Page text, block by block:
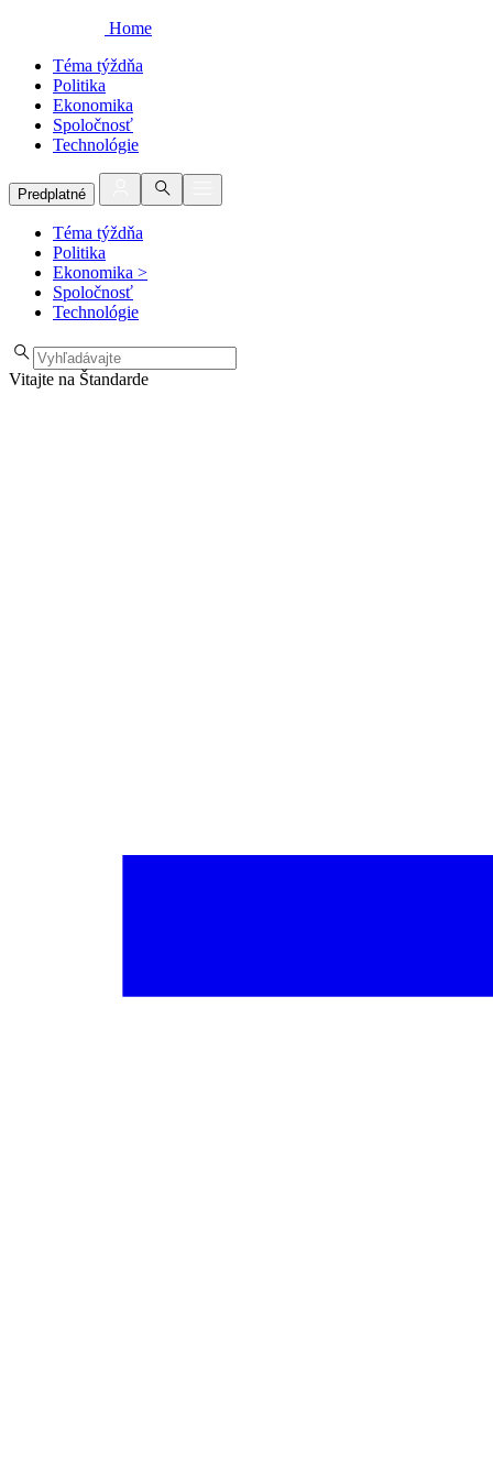
Home
Téma týždňa
Politika
Ekonomika
Spoločnosť
Technológie
Predplatné
Téma týždňa
Politika
Ekonomika >
Spoločnosť
Technológie
Vitajte na Štandarde